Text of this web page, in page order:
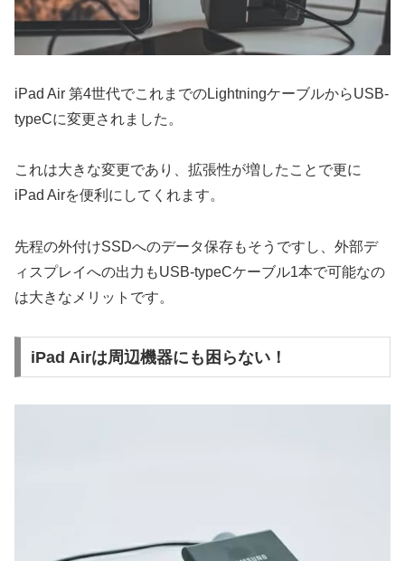
iPad Air 第4世代でこれまでのLightningケーブルからUSB-
typeCに変更されました。
これは大きな変更であり、拡張性が増したことで更に
iPad Airを便利にしてくれます。
先程の外付けSSDへのデータ保存もそうですし、外部デ
ィスプレイへの出力もUSB-typeCケーブル1本で可能なの
は大きなメリットです。
iPad Airは周辺機器にも困らない！